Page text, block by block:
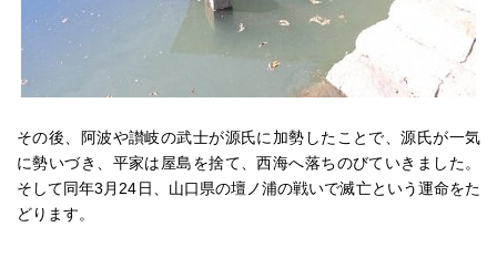
その後、阿波や讃岐の武士が源氏に加勢したことで、源氏が一気
に勢いづき、平家は屋島を捨て、西海へ落ちのびていきました。
そして同年3月24日、山口県の壇ノ浦の戦いで滅亡という運命をた
どります。